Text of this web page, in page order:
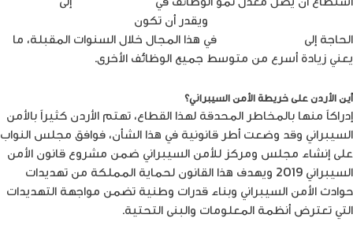
ويقدر أن تكون
الحاجة إلى
في هذا المجال خلال السنوات المقبلة، ما
يعني زيادة أسرع من متوسط جميع الوظائف الأخرى.
أين الأردن على خريطة الأمن السيبراني؟
إدراكاً منها بالمخاطر المحدقة لهذا القطاع، تهتم الأردن كثيراً بالأمن
السيبراني وقد وضعت أطر قانونية في هذا الشأن، فوافق مجلس النواب
على إنشاء مجلس ومركز للأمن السيبراني ضمن مشروع قانون الأمن
السيبراني 2019 ويهدف هذا القانون لحماية المملكة من تهديدات
حوادث الأمن السيبراني وبناء قدرات وطنية تضمن مواجهة التهديدات
التي تعترض أنظمة المعلومات والبنى التحتية.